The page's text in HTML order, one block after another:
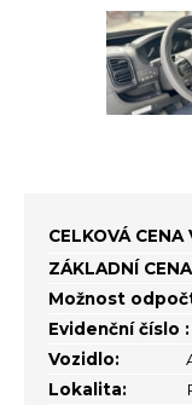
CELKOVÁ
ZÁKLADNÍ
Možnost
Evidenční číslo :
Vozidlo:
Lokalita: